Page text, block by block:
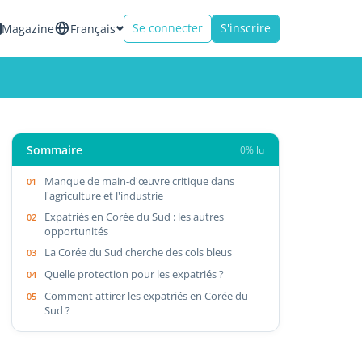
Magazine Français Se connecter S'inscrire
Sommaire 0% lu
Manque de main-d'œuvre critique dans
l'agriculture et l'industrie
Expatriés en Corée du Sud : les autres
opportunités
La Corée du Sud cherche des cols bleus
Quelle protection pour les expatriés ?
Comment attirer les expatriés en Corée du
Sud ?